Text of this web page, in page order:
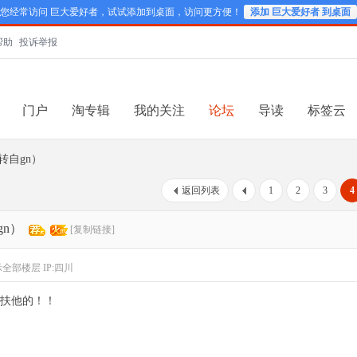
您经常访问 巨大爱好者，试试添加到桌面，访问更方便！ 添加 巨大爱好者 到桌面
助 投诉举报
门户 淘专辑 我的关注 论坛 导读 标签云
自gn）
1 2 3 4
返回列表
） [复制链接]
全部楼层 IP:四川
他的！！